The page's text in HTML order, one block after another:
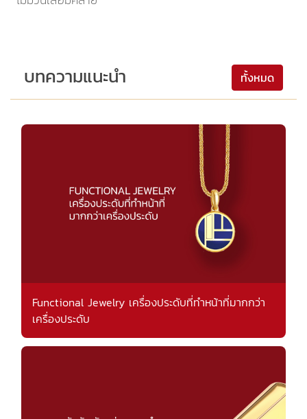
บทความแนะนำ ทั้งหมด
Functional Jewelry เครื่องประดับที่ทำหน้าที่มากกว่า
เครื่องประดับ